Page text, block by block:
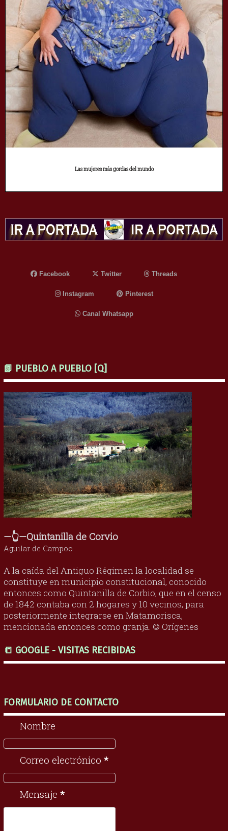
Las mujeres más gordas del mundo
Facebook Twitter Threads
Instagram Pinterest
Canal Whatsapp
📗 PUEBLO A PUEBLO [Q]
—👆—Quintanilla de Corvio
Aguilar de Campoo
A la caída del Antiguo Régimen la localidad se
constituye en municipio constitucional, conocido
entonces como Quintanilla de Corbio, que en el censo
de 1842 contaba con 2 hogares y 10 vecinos, para
posteriormente integrarse en Matamorisca,
mencionada entonces como granja. © Orígenes
📒 GOOGLE - VISITAS RECIBIDAS
FORMULARIO DE CONTACTO
Nombre
Correo electrónico *
Mensaje *